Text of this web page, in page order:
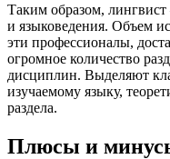
Таким образом, лингвист
и языковедения. Объем
эти профессионалы,
огромное количество
дисциплин. Выделяют
изучаемому языку,
раздела.
Плюсы и